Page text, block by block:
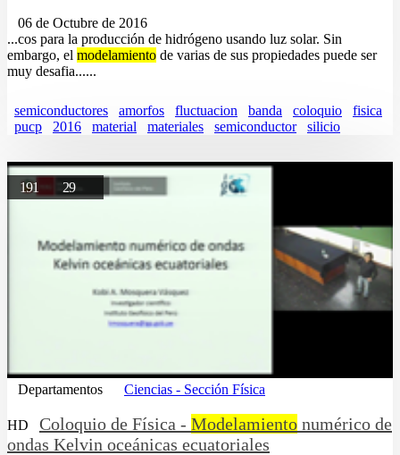
06 de Octubre de 2016
...cos para la producción de hidrógeno usando luz solar. Sin
embargo, el modelamiento de varias de sus propiedades puede ser
muy desafia......
semiconductores amorfos fluctuacion banda coloquio
fisica
pucp
2016 material materiales semiconductor silicio
191 29
Departamentos Ciencias - Sección Física
HD Coloquio de Física - Modelamiento numérico de
ondas Kelvin oceánicas ecuatoriales